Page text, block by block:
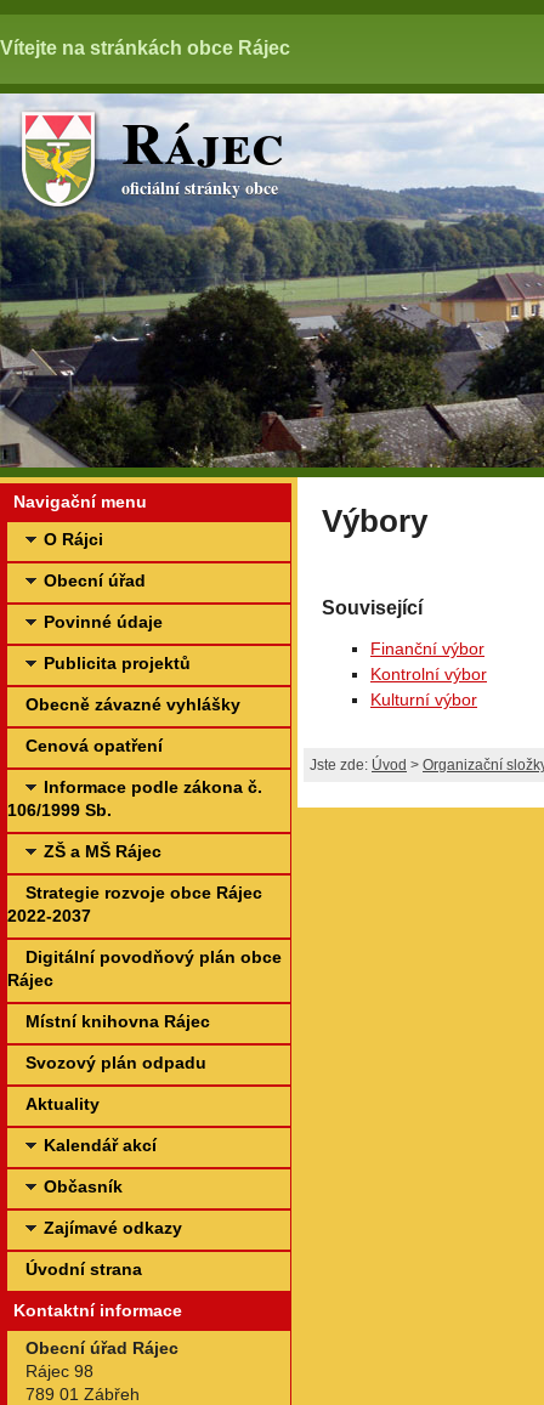
Vítejte na stránkách obce Rájec
Rájec
oficiální stránky obce
Navigační menu
O Rájci
Obecní úřad
Povinné údaje
Publicita projektů
Obecně závazné vyhlášky
Cenová opatření
Informace podle zákona č.
106/1999 Sb.
ZŠ a MŠ Rájec
Strategie rozvoje obce Rájec
2022-2037
Digitální povodňový plán obce
Rájec
Místní knihovna Rájec
Svozový plán odpadu
Aktuality
Kalendář akcí
Občasník
Zajímavé odkazy
Úvodní strana
Kontaktní informace
Obecní úřad Rájec
Rájec 98
789 01 Zábřeh
Výbory
Související
Finanční výbor
Kontrolní výbor
Kulturní výbor
Jste zde: Úvod > Organizační